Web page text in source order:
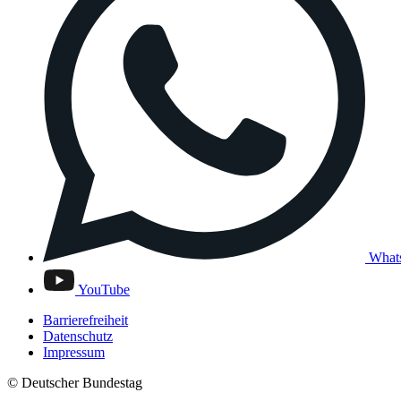
YouTube
Barrierefreiheit
Datenschutz
Impressum
© Deutscher Bundestag